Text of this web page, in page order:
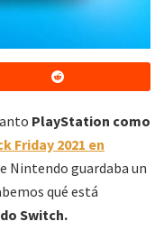
PlayStation como
Friday 2021 en
Nintendo guardaba un
qué está
Switch.